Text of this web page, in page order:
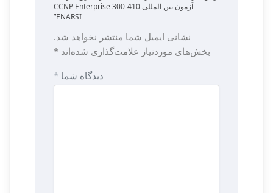
آزمون بین المللی CCNP Enterprise 300-410
ENARSI”
نشانی ایمیل شما منتشر نخواهد شد.
بخش‌های موردنیاز علامت‌گذاری شده‌اند*
دیدگاه شما*